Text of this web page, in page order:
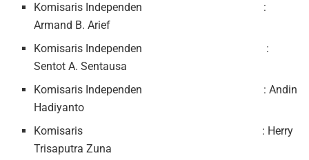
Komisaris Independen :
Armand B. Arief
Komisaris Independen :
Sentot A. Sentausa
Komisaris Independen : Andin
Hadiyanto
Komisaris : Herry
Trisaputra Zuna